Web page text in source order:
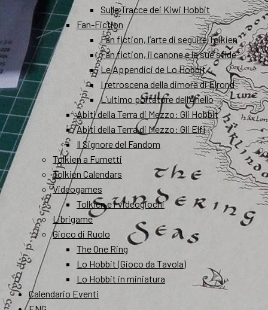
Sulle Tracce dei Kiwi Hobbit
Fan-Fiction
Fan fiction, l’arte di seguire Tolkien
Fan fiction, il canone e le sue sfide
Le Appendici de Lo Hobbit
I retroscena della dimora di Elrond
L’ultimo portatore dell’Anello
Abiti della Terra di Mezzo: Gli Hobbit
Abiti della Terra di Mezzo: Gli Elfi
Il Signore del Fandom
Tolkien a Fumetti
Tolkien Calendars
Videogames
Tolkien e i videogiochi
Librigame
Gioco di Ruolo
The One Ring
Lo Hobbit (Gioco da Tavola)
Lo Hobbit in miniatura
Calendario Eventi